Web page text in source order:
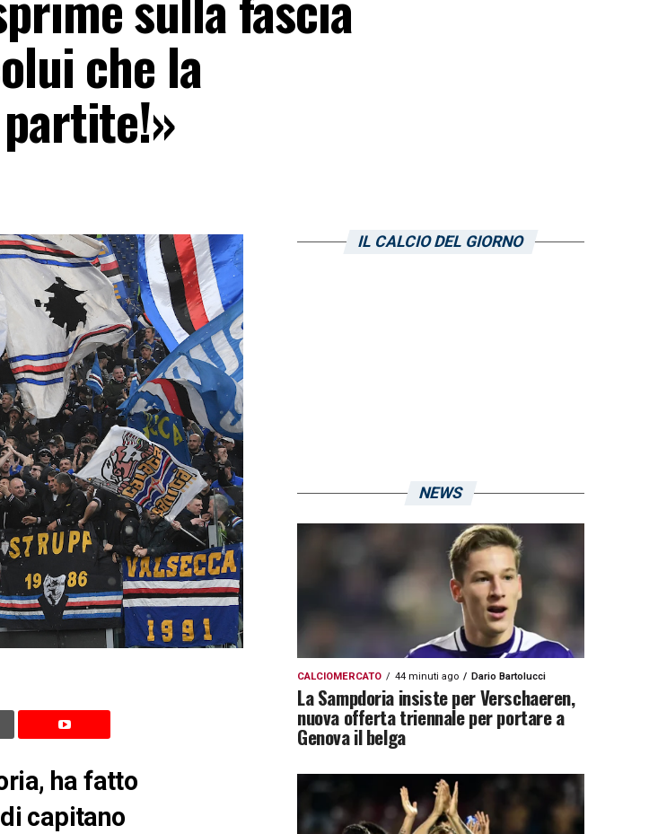
che la
ha fatto
capitano
IL CALCIO DEL GIORNO
NEWS
CALCIOMERCATO 44 minuti ago Dario Bartolucci
La Sampdoria insiste per Verschaeren,
nuova offerta triennale per portare a
Genova il belga